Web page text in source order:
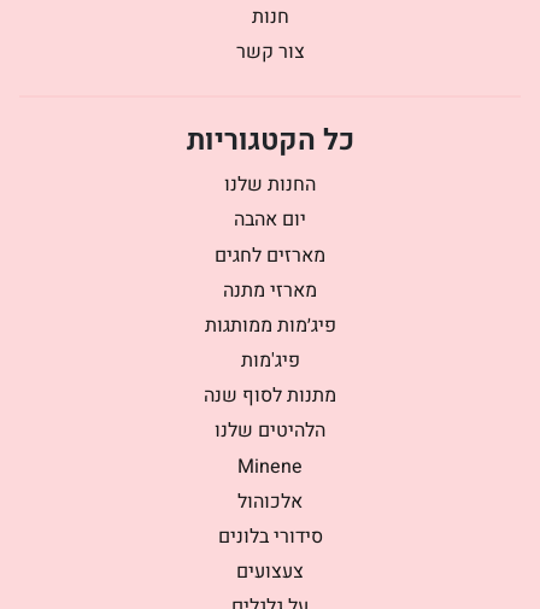
חנות
צור קשר
כל הקטגוריות
החנות שלנו
יום אהבה
מארזים לחגים
מארזי מתנה
פיג׳מות ממותגות
פיג'מות
מתנות לסוף שנה
הלהיטים שלנו
Minene
אלכוהול
סידורי בלונים
צעצועים